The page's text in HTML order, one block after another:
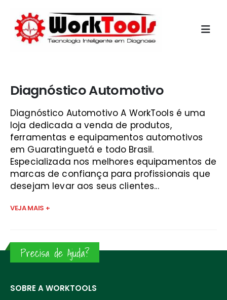
Diagnóstico Automotivo
Diagnóstico Automotivo A WorkTools é uma
loja dedicada a venda de produtos,
ferramentas e equipamentos automotivos
em Guaratinguetá e todo Brasil.
Especializada nos melhores equipamentos de
marcas de confiança para profissionais que
desejam levar aos seus clientes...
VEJA MAIS +
Precisa de Ajuda?
SOBRE A WORKTOOLS